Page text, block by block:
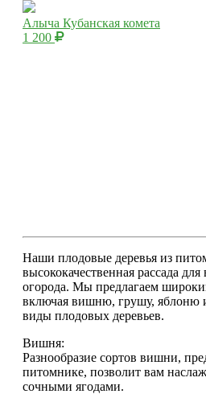
Алыча Кубанская комета
1 200
Наши плодовые деревья из
высококачественная рассада
огорода. Мы предлагаем
включая вишню, грушу, яблоню
виды плодовых деревьев.
Вишня:
Разнообразие сортов вишни,
питомнике, позволит вам
сочными ягодами.